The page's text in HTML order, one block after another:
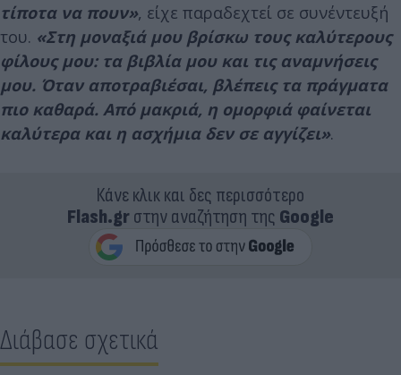
τίποτα να πουν», είχε παραδεχτεί σε συνέντευξή
του. «Στη μοναξιά μου βρίσκω τους καλύτερους
φίλους μου: τα βιβλία μου και τις αναμνήσεις
μου. Όταν αποτραβιέσαι, βλέπεις τα πράγματα
πιο καθαρά. Από μακριά, η ομορφιά φαίνεται
καλύτερα και η ασχήμια δεν σε αγγίζει».
Κάνε κλικ και δες περισσότερο
Flash.grστην αναζήτηση της Google
Διάβασε σχετικά